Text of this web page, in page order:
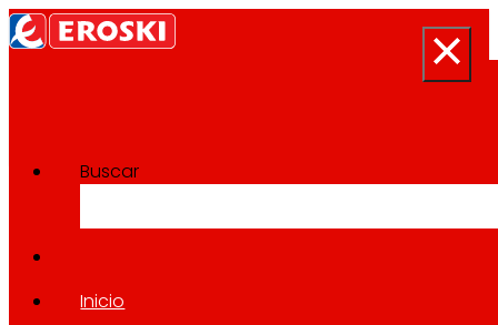
Buscar
Inicio
Sala de prensa
Volver a todas las noticias